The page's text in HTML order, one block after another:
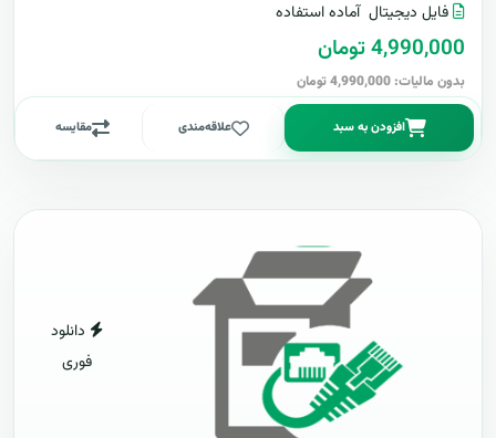
فایل دیجیتال آماده استفاده
4,990,000 تومان
بدون مالیات: 4,990,000 تومان
افزودن به سبد علاقه‌مندی مقایسه
دانلود
فوری